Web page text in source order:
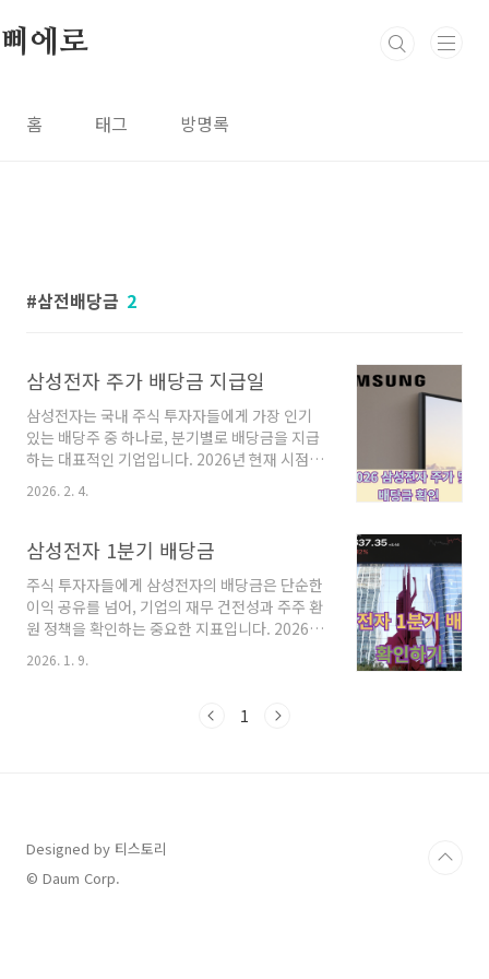
삐에로
홈 태그 방명록
삼전배당금 2
삼성전자 주가 배당금 지급일
삼성전자는 국내 주식 투자자들에게 가장 인기
있는 배당주 중 하나로, 분기별로 배당금을 지급
하는 대표적인 기업입니다. 2026년 현재 시점에
서도 삼성전자의 주가 흐름과 배당 정책은 많은
투자자의 관심사입니다. 삼성전자의 주가 현황과
다.삼성전자 주가 현황: 변동성 속의 견조한 흐름
글로벌 거시 경제 상황에 민감하게 반응하고 있
습니다. 특히 AI 반도체 수요의 지속적인 증가와
차세대 메모리(HBM) 시장에서의 점유율 확대가
주가를 견인하는 핵심 동력으로 작용하고 있습니
입니다. 전문가들은 삼성전자가 단순히 메모리
2026. 2. 4.
삼성전자 1분기 배당금
주식 투자자들에게 삼성전자의 배당금은 단순한
이익 공유를 넘어, 기업의 재무 건전성과 주주 환
원 정책을 확인하는 중요한 지표입니다. 2026년
을 맞이하여 삼성전자는 여전히 튼튼한 현금 흐
름을 바탕으로 분기 배당을 이어가고 있으며,특
늠해 볼 수 있는 첫 번째 단추와 같습니다. 하지만
로 조회하는 방법까지 핵심 정보를 정리해 드립
니다.2026년 삼성전자 1분기 배당 일정 및 예상
금액삼성전자는 매 분기마다 배당을 실시하는 대
2026. 1. 9.
1
Designed by 티스토리
© Daum Corp.